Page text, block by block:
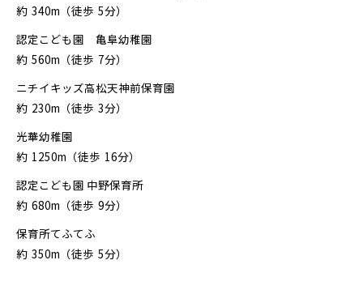
約 340m（徒歩 5分）
認定こども園 亀阜幼稚園
約 560m（徒歩 7分）
ニチイキッズ高松天神前保育園
約 230m（徒歩 3分）
光華幼稚園
約 1250m（徒歩 16分）
認定こども園 中野保育所
約 680m（徒歩 9分）
保育所てふてふ
約 350m（徒歩 5分）